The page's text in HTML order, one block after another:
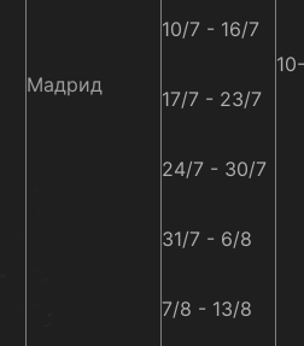
Мадрид
10/7 - 16/7
17/7 - 23/7
24/7 - 30/7
31/7 - 6/8
7/8 - 13/8